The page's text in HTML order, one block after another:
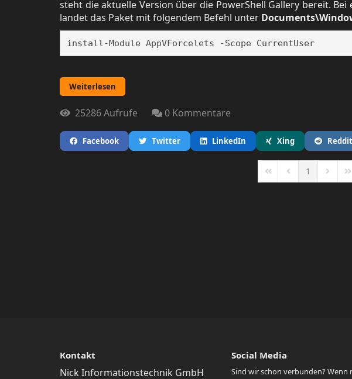
steht die aktuelle Version über die PowerShell Gallery bereit.
landet das Paket mit folgendem Befehl unter
install-Module AppVForcelets -Scope CurrentUser
Weiterlesen
25286 Aufrufe 0 Kommentare
Facebook Twitter LinkedIn Xing Reddit
First PagePrevious Page
1 Next
Kontakt
Nick Informationstechnik GmbH
Social Media
Sind wir schon verbunden? Wenn